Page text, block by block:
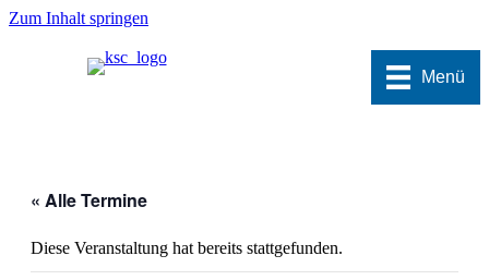
Zum Inhalt springen
Menü
« Alle Termine
Diese Veranstaltung hat bereits stattgefunden.